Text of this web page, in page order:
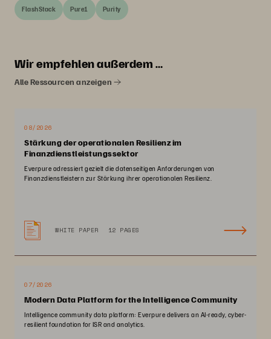
FlashStack Pure1 Purity
Wir empfehlen außerdem …
Alle Ressourcen anzeigen
08/2026
Stärkung der operationalen Resilienz im
Finanzdienstleistungssektor
Everpure adressiert gezielt die datenseitigen Anforderungen von
Finanzdienstleistern zur Stärkung ihrer operationalen Resilienz.
WHITE PAPER 12 PAGES
07/2026
Modern Data Platform for the Intelligence Community
Intelligence community data platform: Everpure delivers an AI-ready, cyber-
resilient foundation for ISR and analytics.